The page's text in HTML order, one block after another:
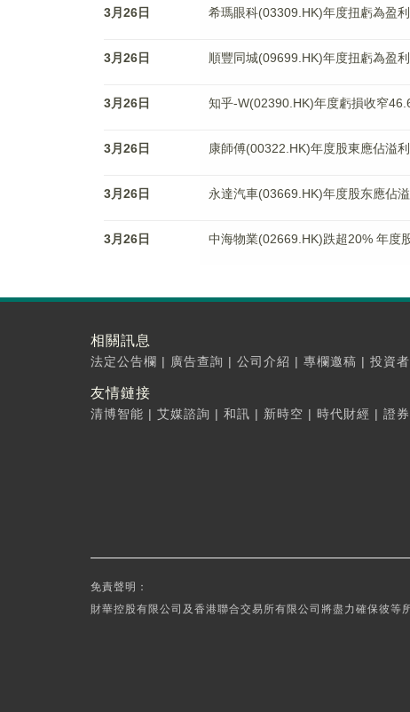
3月26日 希瑪眼科(03309.HK)年度扭虧為盈
3月26日 順豐同城(09699.HK)年度扭虧為盈
3月26日 知乎-W(02390.HK)年度虧損收窄
3月26日 康師傅(00322.HK)年度股東應佔溢
3月26日 永達汽車(03669.HK)年度股东應佔
3月26日 中海物業(02669.HK)跌超20% 年度
相關訊息
法定公告欄 | 廣告查詢 | 公司介紹 | 專欄邀稿 | 投資
友情鏈接
清博智能 | 艾媒諮詢 | 和訊 | 新時空 | 時代財經 | 證
免責聲明：
財華控股有限公司及香港聯合交易所有限公司將盡力確保彼